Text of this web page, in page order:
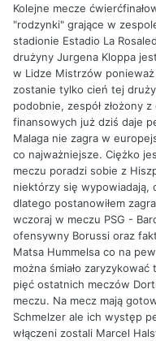
Kolejne mecze
"rodzynki" grające w
stadionie Estadio La
drużyny Jurgena Kloppa
w Lidze Mistrzów
zostanie tylko cień tej
podobnie, zespół złożony
finansowych już dziś daje
Malaga nie zagra w
co najważniejsze. Ciężko
meczu poradzi sobie z
niektórzy się wypowiadają,
dlatego postanowiłem
wczoraj w meczu PSG -
ofensywny Borussi oraz
Matsa Hummelsa co na
można śmiało
pięć ostatnich meczów
meczu. Na mecz mają
Schmelzer ale ich występ
włączeni zostali Marcel